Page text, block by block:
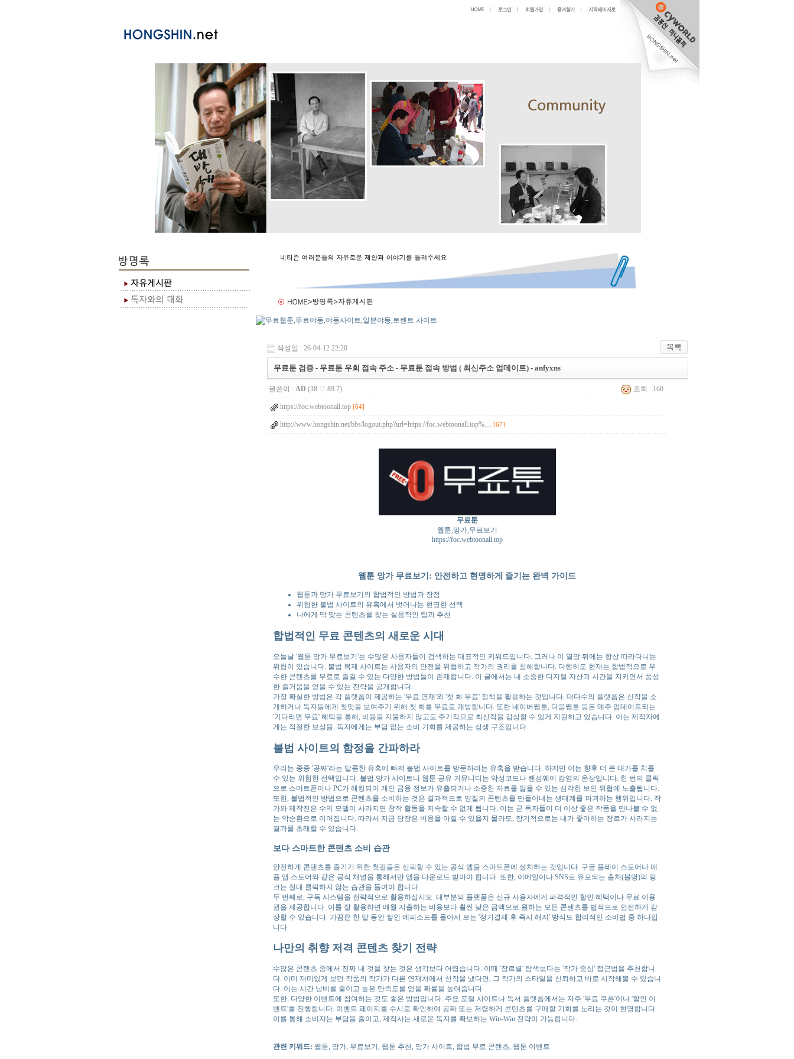
작성일 : 26-04-12 22:20
무료툰 검증 - 무료툰 우회 접속 주소 - 무료툰 접속 방법 ( 최신주소 업데이트) - anfyxns
글쓴이 : AD (38.♡.89.7) 조회 : 160
https://foc.webtoonall.top [64]
http://www.hongshin.net/bbs/logout.php?url=https://foc.webtoonall.top%… [67]
무료툰
웹툰,망가,무료보기
https://foc.webtoonall.top
웹툰 망가 무료보기: 안전하고 현명하게 즐기는 완벽 가이드
웹툰과 망가 무료보기의 합법적인 방법과 장점
위험한 불법 사이트의 유혹에서 벗어나는 현명한 선택
나에게 딱 맞는 콘텐츠를 찾는 실용적인 팁과 추천
합법적인 무료 콘텐츠의 새로운 시대
오늘날 '웹툰 망가 무료보기'는 수많은 사용자들이 검색하는 대표적인 키워드입니다. 그러나 이 열망 뒤에는 항상 따라다니는
위험이 있습니다. 불법 복제 사이트는 사용자의 안전을 위협하고 작가의 권리를 침해합니다. 다행히도 현재는 합법적으로 우
수한 콘텐츠를 무료로 즐길 수 있는 다양한 방법들이 존재합니다. 이 글에서는 내 소중한 디지털 자산과 시간을 지키면서 풍성
한 즐거움을 얻을 수 있는 전략을 공개합니다.
가장 확실한 방법은 각 플랫폼이 제공하는 '무료 연재'와 '첫 화 무료' 정책을 활용하는 것입니다. 대다수의 플랫폼은 신작을 소
개하거나 독자들에게 첫맛을 보여주기 위해 첫 화를 무료로 개방합니다. 또한 네이버웹툰, 다음웹툰 등은 매주 업데이트되는
'기다리면 무료' 혜택을 통해, 비용을 지불하지 않고도 주기적으로 최신작을 감상할 수 있게 지원하고 있습니다. 이는 제작자에
게는 적절한 보상을, 독자에게는 부담 없는 소비 기회를 제공하는 상생 구조입니다.
불법 사이트의 함정을 간파하라
우리는 종종 '공짜'라는 달콤한 유혹에 빠져 불법 사이트를 방문하려는 유혹을 받습니다. 하지만 이는 향후 더 큰 대가를 치를
수 있는 위험한 선택입니다. 불법 망가 사이트나 웹툰 공유 커뮤니티는 악성코드나 랜섬웨어 감염의 온상입니다. 한 번의 클릭
으로 스마트폰이나 PC가 해킹되어 개인 금융 정보가 유출되거나 소중한 자료를 잃을 수 있는 심각한 보안 위협에 노출됩니다.
또한, 불법적인 방법으로 콘텐츠를 소비하는 것은 결과적으로 양질의 콘텐츠를 만들어내는 생태계를 파괴하는 행위입니다. 작
가와 제작진은 수익 모델이 사라지면 창작 활동을 지속할 수 없게 됩니다. 이는 곧 독자들이 더 이상 좋은 작품을 만나볼 수 없
는 악순환으로 이어집니다. 따라서 지금 당장은 비용을 아낄 수 있을지 몰라도, 장기적으로는 내가 좋아하는 장르가 사라지는
결과를 초래할 수 있습니다.
보다 스마트한 콘텐츠 소비 습관
안전하게 콘텐츠를 즐기기 위한 첫걸음은 신뢰할 수 있는 공식 앱을 스마트폰에 설치하는 것입니다. 구글 플레이 스토어나 애
플 앱 스토어와 같은 공식 채널을 통해서만 앱을 다운로드 받아야 합니다. 또한, 이메일이나 SNS로 유포되는 출처(불명)의 링
크는 절대 클릭하지 않는 습관을 들여야 합니다.
두 번째로, 구독 시스템을 전략적으로 활용하십시오. 대부분의 플랫폼은 신규 사용자에게 파격적인 할인 혜택이나 무료 이용
권을 제공합니다. 이를 잘 활용하면 매월 지출하는 비용보다 훨씬 낮은 금액으로 원하는 모든 콘텐츠를 법적으로 안전하게 감
상할 수 있습니다. 가끔은 한 달 동안 쌓인 에피소드를 몰아서 보는 '정기결제 후 즉시 해지' 방식도 합리적인 소비법 중 하나입
니다.
나만의 취향 저격 콘텐츠 찾기 전략
수많은 콘텐츠 중에서 진짜 내 것을 찾는 것은 생각보다 어렵습니다. 이때 '장르별' 탐색보다는 '작가 중심' 접근법을 추천합니
다. 이미 재미있게 보던 작품의 작가가 다른 연재처에서 신작을 냈다면, 그 작가의 스타일을 신뢰하고 바로 시작해볼 수 있습니
다. 이는 시간 낭비를 줄이고 높은 만족도를 얻을 확률을 높여줍니다.
또한, 다양한 이벤트에 참여하는 것도 좋은 방법입니다. 주요 포털 사이트나 독서 플랫폼에서는 자주 '무료 쿠폰'이나 '할인 이
벤트'를 진행합니다. 이벤트 페이지를 수시로 확인하여 공짜 또는 저렴하게 콘텐츠를 구매할 기회를 노리는 것이 현명합니다.
이를 통해 소비자는 부담을 줄이고, 제작사는 새로운 독자를 확보하는 Win-Win 전략이 가능합니다.
관련 키워드: 웹툰, 망가, 무료보기, 웹툰 추천, 망가 사이트, 합법 무료 콘텐츠, 웹툰 이벤트